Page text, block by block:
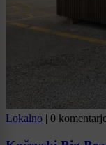
Lokalno | 0